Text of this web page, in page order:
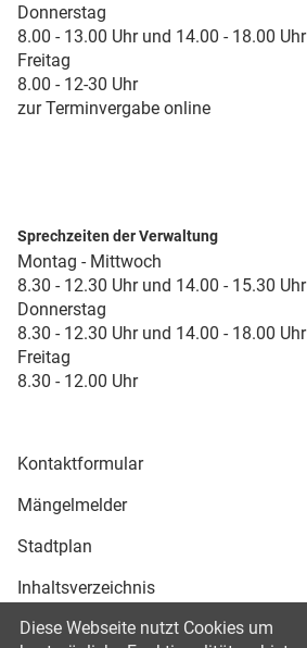
Donnerstag
8.00 - 13.00 Uhr und 14.00 - 18.00 Uhr
Freitag
8.00 - 12-30 Uhr
zur Terminvergabe online
Sprechzeiten der Verwaltung
Montag - Mittwoch
8.30 - 12.30 Uhr und 14.00 - 15.30 Uhr
Donnerstag
8.30 - 12.30 Uhr und 14.00 - 18.00 Uhr
Freitag
8.30 - 12.00 Uhr
Kontaktformular
Mängelmelder
Stadtplan
Inhaltsverzeichnis
Druckansicht
Diese Webseite nutzt Cookies um